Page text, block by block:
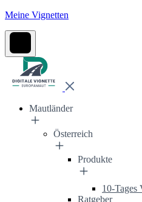
Meine Vignetten
Mautländer
Österreich
Produkte
10-Tages
Ratgeber